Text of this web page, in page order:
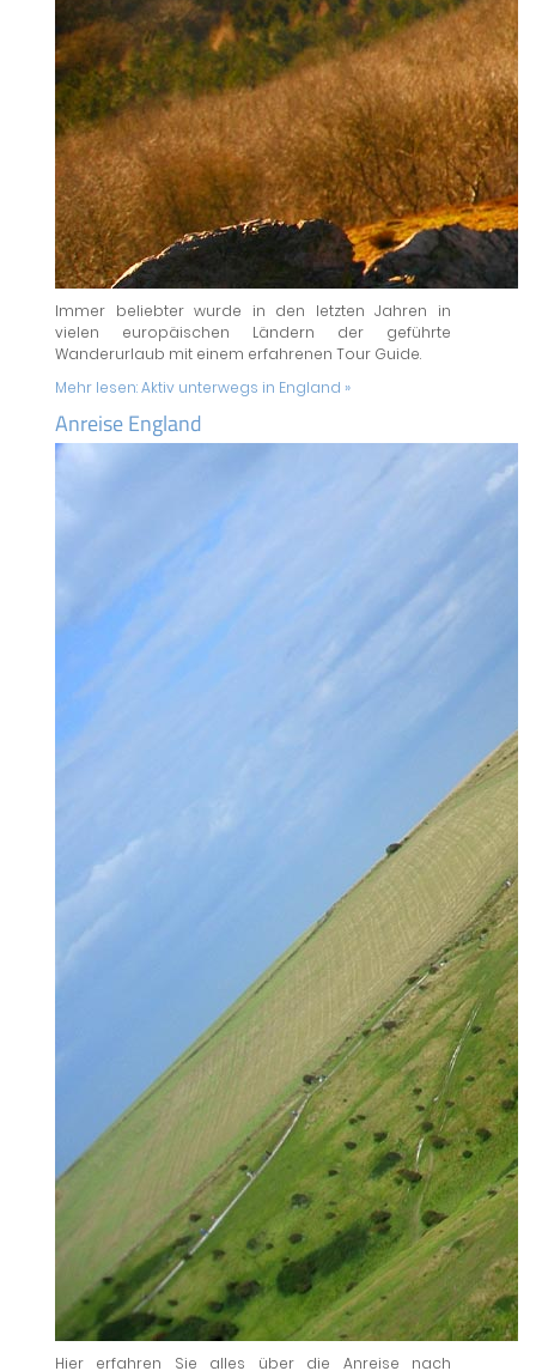
Immer beliebter wurde in den letzten Jahren in
vielen europäischen Ländern der geführte
Wanderurlaub mit einem erfahrenen Tour Guide.
Mehr lesen:Aktiv unterwegs in England »
Anreise England
Hier erfahren Sie alles über die Anreise nach